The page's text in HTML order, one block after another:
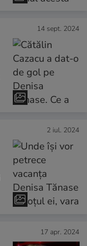
14 sept. 2024
2 iul. 2024
17 apr. 2024